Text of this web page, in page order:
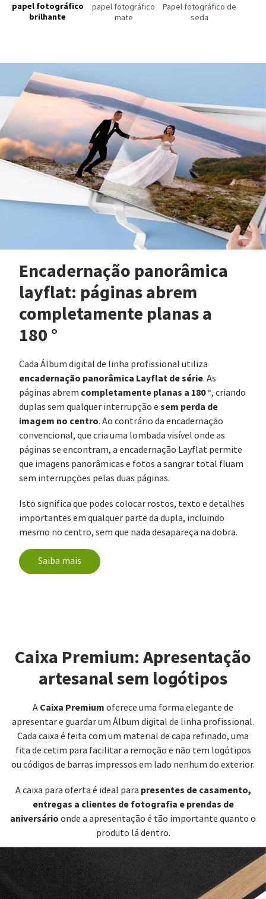
papel fotográfico
brilhante
papel fotográfico
mate
Papel fotográfico de
seda
Encadernação panorâmica
layflat: páginas abrem
completamente planas a
180 °
Cada Álbum digital de linha profissional utiliza
encadernação panorâmica Layflat de série. As
páginas abrem completamente planas a 180 °, criando
duplas sem qualquer interrupção e sem perda de
imagem no centro. Ao contrário da encadernação
convencional, que cria uma lombada visível onde as
páginas se encontram, a encadernação Layflat permite
que imagens panorâmicas e fotos a sangrar total fluam
sem interrupções pelas duas páginas.
Isto significa que podes colocar rostos, texto e detalhes
importantes em qualquer parte da dupla, incluindo
mesmo no centro, sem que nada desapareça na dobra.
Saiba mais
Caixa Premium: Apresentação
artesanal sem logótipos
A Caixa Premium oferece uma forma elegante de
apresentar e guardar um Álbum digital de linha profissional.
Cada caixa é feita com um material de capa refinado, uma
fita de cetim para facilitar a remoção e não tem logótipos
ou códigos de barras impressos em lado nenhum do exterior.
A caixa para oferta é ideal para presentes de casamento,
entregas a clientes de fotografia e prendas de
aniversário onde a apresentação é tão importante quanto o
produto lá dentro.